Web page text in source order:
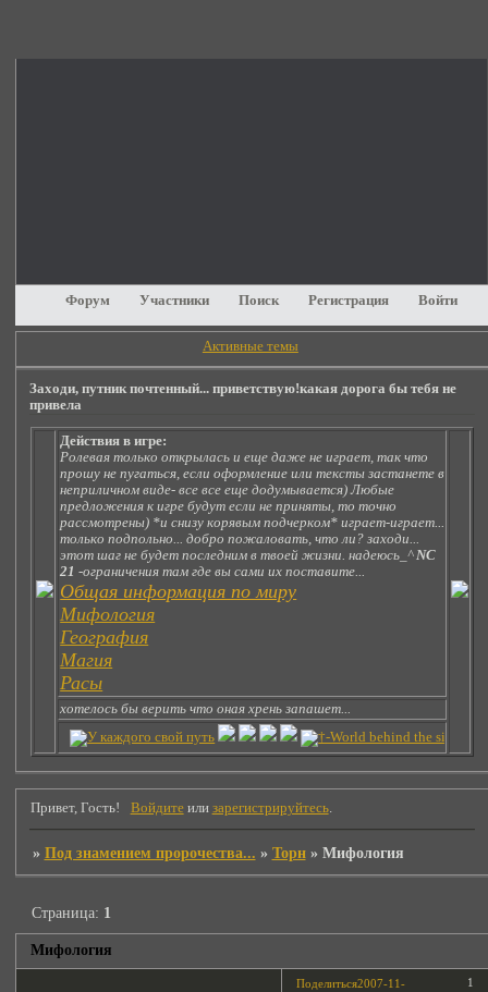
Форум Участники Поиск Регистрация Войти
Активные темы
Заходи, путник почтенный... приветствую!какая дорога бы тебя не
привела
Действия в игре:
Ролевая только открылась и еще даже не играет, так что
прошу не пугаться, если оформление или тексты застанете в
неприличном виде- все все еще додумывается) Любые
предложения к игре будут если не приняты, то точно
рассмотрены) *и снизу корявым подчерком* играет-играет...
только подпольно... добро пожаловать, что ли? заходи...
этот шаг не будет последним в твоей жизни. надеюсь_^NC
21 -ограничения там где вы сами их поставите...
Общая информация по миру
Мифология
География
Магия
Расы
хотелось бы верить что оная хрень запашет...
Привет, Гость! Войдитеили зарегистрируйтесь.
» Под знамением пророчества... » Торн » Мифология
Мифология
Страница: 1
Поделиться 1
2007-11-